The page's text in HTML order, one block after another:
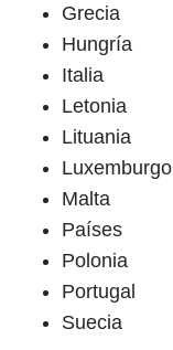
Grecia
Hungría
Italia
Letonia
Lituania
Luxemburgo
Malta
Países
Polonia
Portugal
Suecia